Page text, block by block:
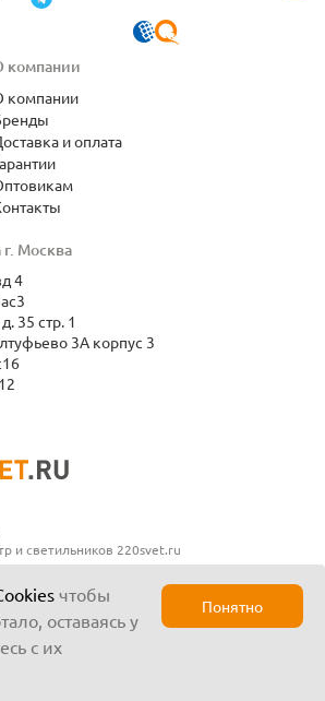
и светильников 220svet.ru
Москва
4
35 стр. 1
3А корпус 3
компании
компании
и оплата
чтобы
оставаясь у
с их
Понятно